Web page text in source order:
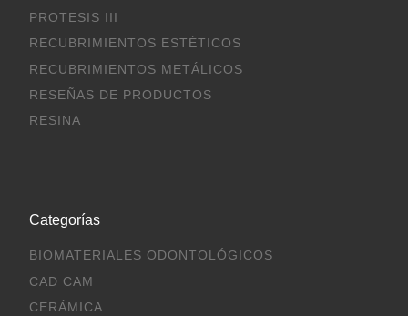
PROTESIS III
RECUBRIMIENTOS ESTÉTICOS
RECUBRIMIENTOS METÁLICOS
RESEÑAS DE PRODUCTOS
RESINA
Categorías
BIOMATERIALES ODONTOLÓGICOS
CAD CAM
CERÁMICA